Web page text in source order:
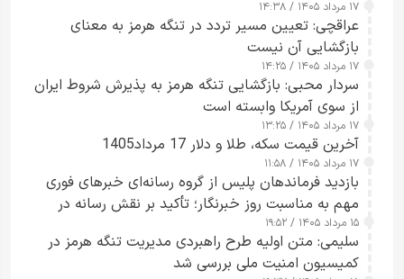
۱۷ مرداد ۱۴۰۵ / ۱۴:۳۸
عراقچی: تعیین مسیر تردد در تنگه هرمز به معنای
بازگشایی آن نیست
۱۷ مرداد ۱۴۰۵ / ۱۴:۲۵
سردار محبی: بازگشایی تنگه هرمز به پذیرش شروط ایران
از سوی آمریکا وابسته است
۱۷ مرداد ۱۴۰۵ / ۱۳:۲۵
آخرین قیمت سکه، طلا و دلار 17 مرداد1405
۱۷ مرداد ۱۴۰۵ / ۱۱:۵۸
بازدید فرماندهان پلیس از گروه رسانه‌ای خبرهای فوری
مهم به مناسبت روز خبرنگار؛ تأکید بر نقش رسانه در
تقویت امنیت و اعتماد عمومی
۱۵ مرداد ۱۴۰۵ / ۱۹:۵۲
سلیمی: متن اولیه طرح راهبردی مدیریت تنگه هرمز در
کمیسیون امنیت ملی بررسی شد